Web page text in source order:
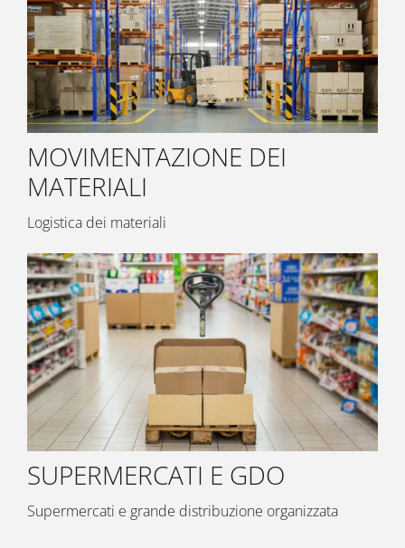
MOVIMENTAZIONE DEI
MATERIALI
Logistica dei materiali
SUPERMERCATI E GDO
Supermercati e grande distribuzione organizzata